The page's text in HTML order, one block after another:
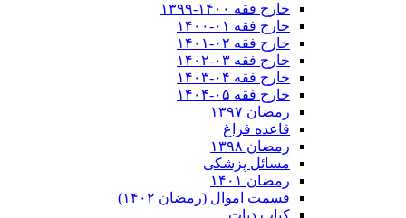
خارج فقه ۱۴۰۰-۱۳۹۹
خارج فقه ۰۱-۱۴۰۰
خارج فقه ۰۲-۱۴۰۱
خارج فقه ۰۳-۱۴۰۲
خارج فقه ۰۴-۱۴۰۳
خارج فقه ۰۵-۱۴۰۴
رمضان ۱۳۹۷
قاعده فراغ
رمضان ۱۳۹۸
مسائل پزشکی
رمضان ۱۴۰۱
قسمت اموال (رمضان ۱۴۰۲)
کتاب دیات